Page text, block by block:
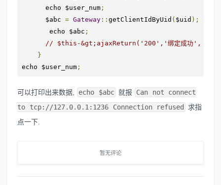
echo $user_num ;
$abc = Gateway :: getClientIdByUid ( $uid );
echo $abc ;
// $this-&gt;ajaxReturn('200','绑定成功
}
echo $user_num ;
可以打印出来数据, echo $abc 就报
Can not connect
to tcp://127.0.0.1:1236 Connection refused
求指
点一下.
暂无评论